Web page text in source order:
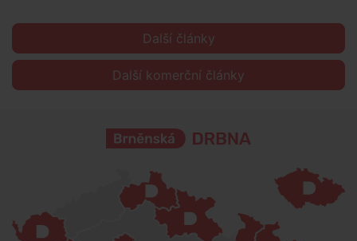
Další články
Další komerční články